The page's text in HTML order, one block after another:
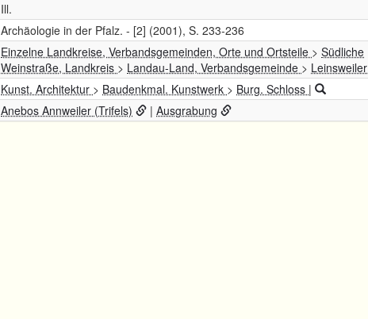
Ill.
Archäologie in der Pfalz. - [2] (2001), S. 233-236
Einzelne Landkreise, Verbandsgemeinden, Orte und Ortsteile > Südliche
Weinstraße, Landkreis > Landau-Land, Verbandsgemeinde > Leinsweiler
Kunst. Architektur > Baudenkmal. Kunstwerk > Burg. Schloss |
Anebos Annweiler (Trifels) | Ausgrabung